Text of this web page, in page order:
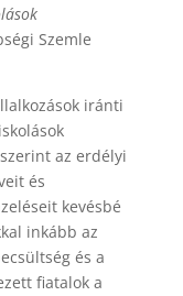
Szemle
iránti
az erdélyi
és
kevésbé
inkább az
és a
fiatalok a